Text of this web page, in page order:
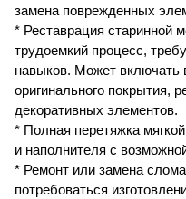
замена поврежденных
* Реставрация старинной
трудоемкий процесс,
навыков. Может включать
оригинального покрытия,
декоративных элементов.
* Полная перетяжка
и наполнителя с
* Ремонт или замена
потребоваться